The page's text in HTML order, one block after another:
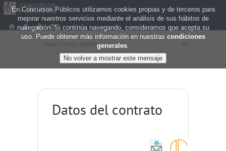
Datos del contrato
En Concursos Públicos utilizamos cookies propias y de terceros para
mejorar nuestros servicios mediante el análisis de sus hábitos de
navegación. Si continúa navegando, consideramos que acepta su
uso. Puede obtener más información en nuestras condiciones
generales.